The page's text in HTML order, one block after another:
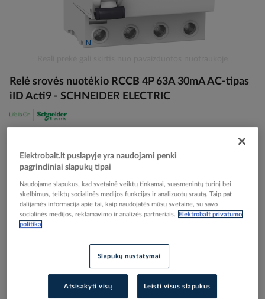
the
beginning
the
images
Relė srovės nuotėkio RCCB 4P 63A 30mA AC-tipas
iID Acti9 - SCHNEIDER ELECTRIC
Gamintojo prekės kodas
Prisijunkite, norėdami pamatyti kainas
Įtraukti į palyginimą
Užsakius nestandartinių dydžių prekes arba kabelius iki 16:00, o kitas
prekes iki 17:30, siunta bus pristatyta nurodytu adresu per sekančią darbo dieną,
Elektrobalt.lt puslapyje yra naudojami penki
pagrindiniai slapukų tipai
Naudojame slapukus, kad svetainė veiktų tinkamai, suasmenintų turinį bei
skelbimus, teiktų socialinės medijos funkcijas ir analizuotų srautą. Taip pat
dalijamės informacija apie tai, kaip naudojatės mūsų svetaine, su savo
socialinės medijos, reklamavimo ir analizės partneriais.
Elektrobalt privatumo
politika
Slapukų nustatymai
Atsisakyti visų Leisti visus slapukus